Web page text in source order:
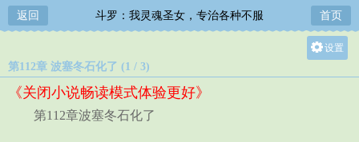
返回 斗罗：我灵魂圣女，专治各种不服 首页
设置
第112章 波塞冬石化了 (1 / 3)
《关闭小说畅读模式体验更好》
第112章波塞冬石化了